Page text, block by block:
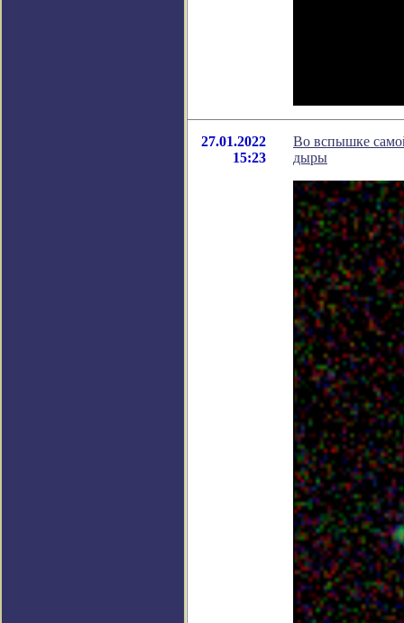
27.01.2022
15:23
Во вспышке
дыры